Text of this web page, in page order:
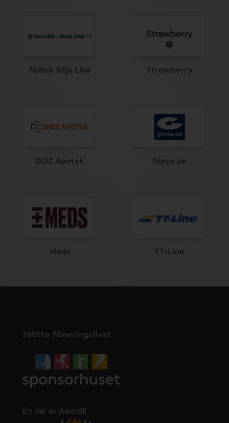
Tallink Silja Line Strawberry
DOZ Apotek Ginza.se
Meds TT-Line
Stötta föreningslivet
En del av AwardIt